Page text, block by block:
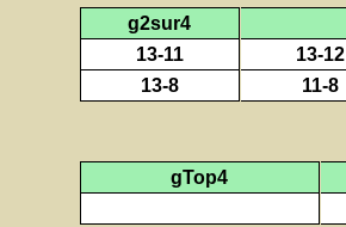
g2sur4
13-11
13-12
13-8
11-8
gTop4